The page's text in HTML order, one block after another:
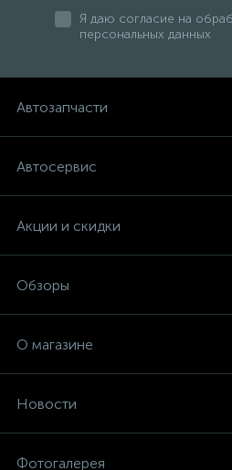
Я даю согласие на
персональных данных
Автозапчасти
Автосервис
Акции и скидки
Обзоры
О магазине
Новости
Фотогалерея